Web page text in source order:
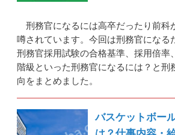
刑務官になるには高卒だったり前科
噂されています。今回は刑務官になる
刑務官採用試験の合格基準、採用倍率
階級といった刑務官になるには？と刑
向をまとめました。
バスケットボー